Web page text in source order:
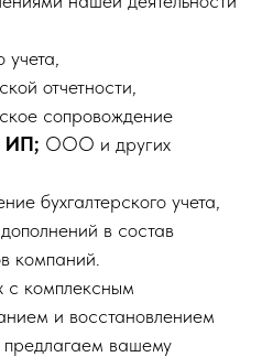
учета,
отчетности,
сопровождение
ИП; ООО и других
бухгалтерского учета,
в состав
компаний.
с комплексным
и восстановлением
предлагаем вашему